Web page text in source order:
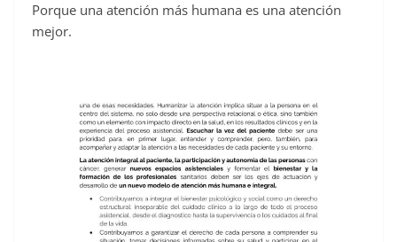
Porque una atención más humana es una atención
mejor.